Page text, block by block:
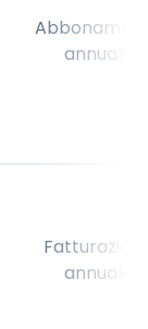
annuale
annuale